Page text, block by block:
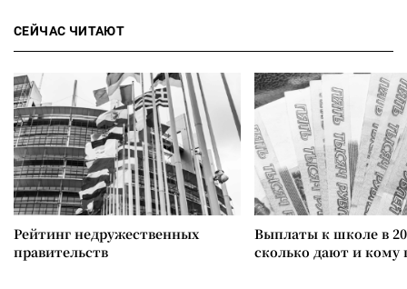
СЕЙЧАС ЧИТАЮТ
Рейтинг недружественных
правительств
Выплаты к школе в
сколько дают и